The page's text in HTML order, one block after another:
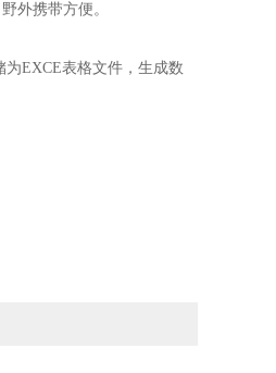
外携带方便。
为EXCE表格文件，生成数